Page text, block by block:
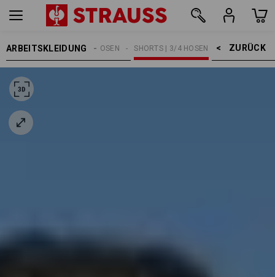
ARBEITSKLEIDUNG ZURÜCK    >
SHORTS | 3/4 HOSEN
ARBEITSHOSEN
HERREN